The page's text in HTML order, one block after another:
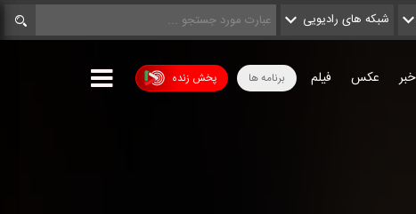
شبکه های رادیویی
پخش زنده برنامه ها خبر عکس فیلم